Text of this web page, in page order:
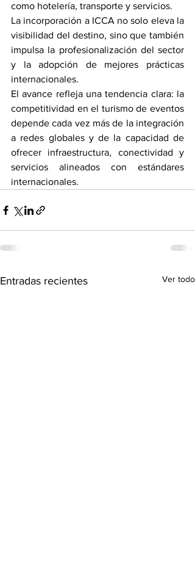
como hotelería, transporte y servicios.
La incorporación a ICCA no solo eleva la
visibilidad del destino, sino que también
impulsa la profesionalización del sector
y la adopción de mejores prácticas
internacionales.
El avance refleja una tendencia clara: la
competitividad en el turismo de eventos
depende cada vez más de la integración
a redes globales y de la capacidad de
ofrecer infraestructura, conectividad y
servicios alineados con estándares
internacionales.
Entradas recientes Ver todo